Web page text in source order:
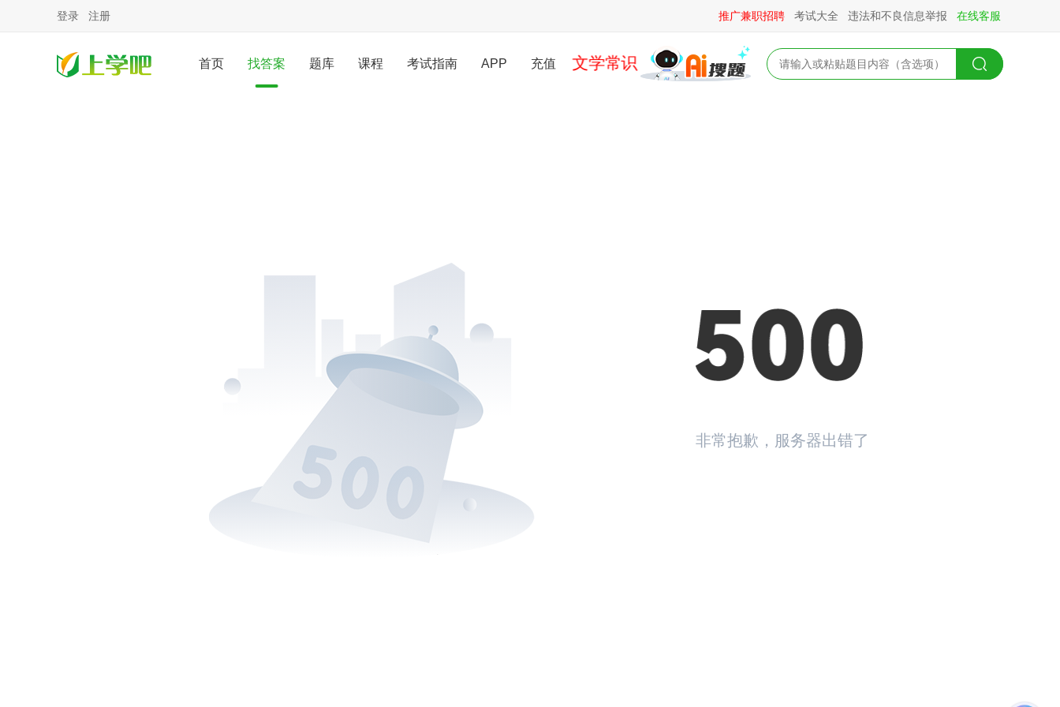
登录 注册 推广兼职招聘 考试大全 违法和不良信息举报 在线客服
首页 找答案 题库 课程 考试指南 APP 充值 文学常识
非常抱歉，服务器出错了